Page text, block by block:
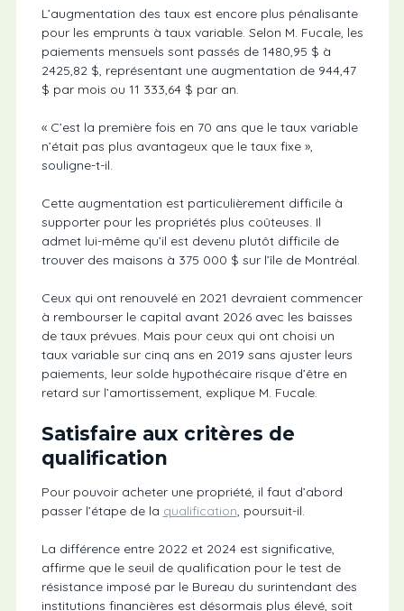
L’augmentation des taux est encore plus pénalisante
pour les emprunts à taux variable. Selon M. Fucale, les
paiements mensuels sont passés de 1480,95 $ à
2425,82 $, représentant une augmentation de 944,47
$ par mois ou 11 333,64 $ par an.
« C’est la première fois en 70 ans que le taux variable
n’était pas plus avantageux que le taux fixe »,
souligne-t-il.
Cette augmentation est particulièrement difficile à
supporter pour les propriétés plus coûteuses. Il
admet lui-même qu’il est devenu plutôt difficile de
trouver des maisons à 375 000 $ sur l’île de Montréal.
Ceux qui ont renouvelé en 2021 devraient commencer
à rembourser le capital avant 2026 avec les baisses
de taux prévues. Mais pour ceux qui ont choisi un
taux variable sur cinq ans en 2019 sans ajuster leurs
paiements, leur solde hypothécaire risque d’être en
retard sur l’amortissement, explique M. Fucale.
Satisfaire aux critères de
qualification
Pour pouvoir acheter une propriété, il faut d’abord
passer l’étape de la qualification, poursuit-il.
La différence entre 2022 et 2024 est significative,
affirme que le seuil de qualification pour le test de
résistance imposé par le Bureau du surintendant des
institutions financières est désormais plus élevé, soit